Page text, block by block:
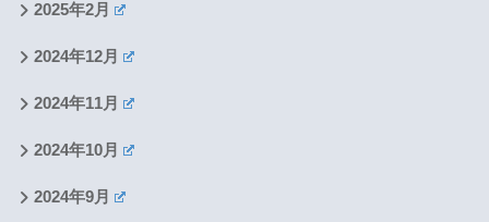
2025年2月
2024年12月
2024年11月
2024年10月
2024年9月